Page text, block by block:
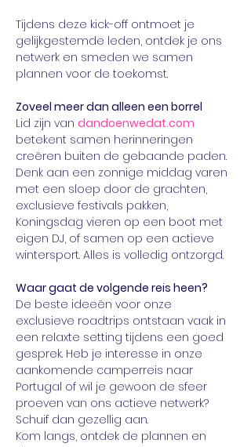
Tijdens deze kick-off ontmoet je
gelijkgestemde leden, ontdek je ons
netwerk en smeden we samen
plannen voor de toekomst.
Zoveel meer dan alleen een borrel
Lid zijn van dandoenwedat.com
betekent samen herinneringen
creëren buiten de gebaande paden.
Denk aan een zonnige middag varen
met een sloep door de grachten,
exclusieve festivals pakken,
Koningsdag vieren op een boot met
eigen DJ, of samen op een actieve
wintersport. Alles is volledig ontzorgd.
Waar gaat de volgende reis heen?
De beste ideeën voor onze
exclusieve roadtrips ontstaan vaak in
een relaxte setting tijdens een goed
gesprek. Heb je interesse in onze
aankomende camperreis naar
Portugal of wil je gewoon de sfeer
proeven van ons actieve netwerk?
Schuif dan gezellig aan.
Kom langs, ontdek de plannen en